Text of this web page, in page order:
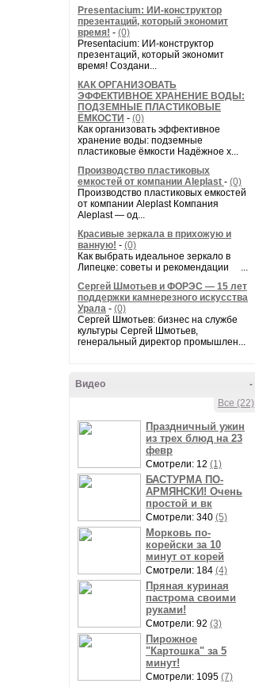
Presentacium: ИИ‑конструктор
презентаций, который экономит
время! - (0)
Presentacium: ИИ‑конструктор
презентаций, который экономит
время! Создани...
КАК ОРГАНИЗОВАТЬ
ЭФФЕКТИВНОЕ ХРАНЕНИЕ ВОДЫ:
ПОДЗЕМНЫЕ ПЛАСТИКОВЫЕ
ЁМКОСТИ - (0)
Как организовать эффективное
хранение воды: подземные
пластиковые ёмкости Надёжное х...
Производство пластиковых
емкостей от компании Aleplast - (0)
Производство пластиковых емкостей
от компании Aleplast Компания
Aleplast — од...
Красивые зеркала в прихожую и
ванную! - (0)
Как выбрать идеальное зеркало в
Липецке: советы и рекомендации ...
Сергей Шмотьев и ФОРЭС — 15 лет
поддержки камнерезного искусства
Урала - (0)
Сергей Шмотьев: бизнес на службе
культуры Сергей Шмотьев,
генеральный директор промышлен...
-
Видео
Все (22)
Праздничный ужин
из трех блюд на 23
февр
Смотрели: 12 (1)
БАСТУРМА ПО-
АРМЯНСКИ! Очень
простой и вк
Смотрели: 340 (5)
Морковь по-
корейски за 10
минут от корей
Смотрели: 184 (4)
Пряная куриная
пастрома своими
руками!
Смотрели: 92 (3)
Пирожное
"Картошка" за 5
минут!
Смотрели: 1095 (7)